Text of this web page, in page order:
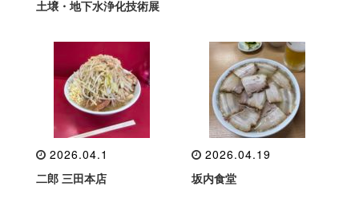
土壌・地下水浄化技術展
2026.04.1
二郎 三田本店
2026.04.19
坂内食堂